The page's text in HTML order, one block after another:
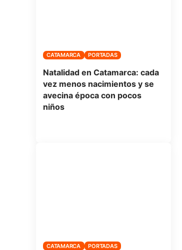
CATAMARCA PORTADAS
Natalidad en Catamarca: cada
vez menos nacimientos y se
avecina época con pocos
niños
CATAMARCA PORTADAS